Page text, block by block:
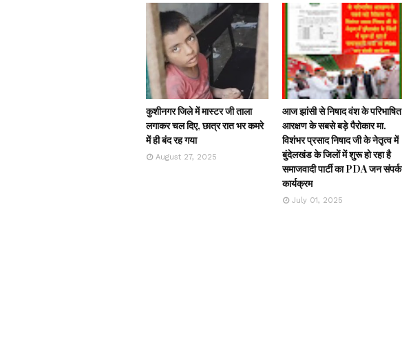
कुशीनगर जिले में मास्टर जी ताला
लगाकर चल दिए, छात्र रात भर कमरे
में ही बंद रह गया
August 27, 2025
आज झांसी से निषाद वंश के परिभाषित
आरक्षण के सबसे बड़े पैरोकार मा.
विशंभर प्रसाद निषाद जी के नेतृत्व में
बुंदेलखंड के जिलों में शुरू हो रहा है
समाजवादी पार्टी का PDA जन संपर्क
कार्यक्रम
July 01, 2025